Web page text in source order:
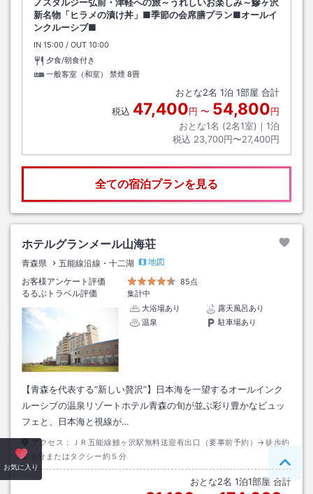
新名物「ヒラメの漬け丼」■季節の会席膳プラン■オールイ
ンクルーシブ■
IN チェックイン
15:00 / OUT チェックアウト
10:00
夕食/朝食付き
一般客室（和室） 禁煙 8畳
おとな2名 1泊 1部屋 合計
税込 47,400円 〜 54,800円
おとな1名 (2名1室)｜ 1泊
税込 23,700円〜27,400円
全ての宿泊プランを見る
ホテルグランメール山海荘
青森県 五能線沿線・十二湖
地図
お客様アンケート評価
85点
るるぶトラベル評価
集計中
大浴場あり
露天風呂あり
温泉
駐車場あり
【青森を代表する“新しい贅沢”】日本海を一望するオールインク
ルーシブの温泉リゾートホテル青森の旬が並ぶ彩り豊かなビュッ
フェと、日本海と視線が…
アクセス：
ＪＲ五能線鯵ヶ沢駅無料送迎有出口（要事前予約）→徒歩約
２０分またはタクシー約５分
おとな2名 1泊1部屋 合計
お気に入り ペー